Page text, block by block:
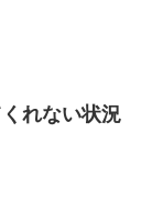
れない状況